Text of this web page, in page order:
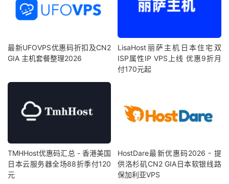
最新UFOVPS优惠码折扣及CN2
GIA 主机套餐整理2026
LisaHost丽萨主机日本住宅双
ISP属性IP VPS上线 优惠9折月
付170元起
TMHHost优惠码汇总 - 香港美国
日本云服务器全场88折季付120
元
HostDare最新优惠码2026 - 提
供洛杉矶CN2 GIA日本软银线路
保加利亚VPS